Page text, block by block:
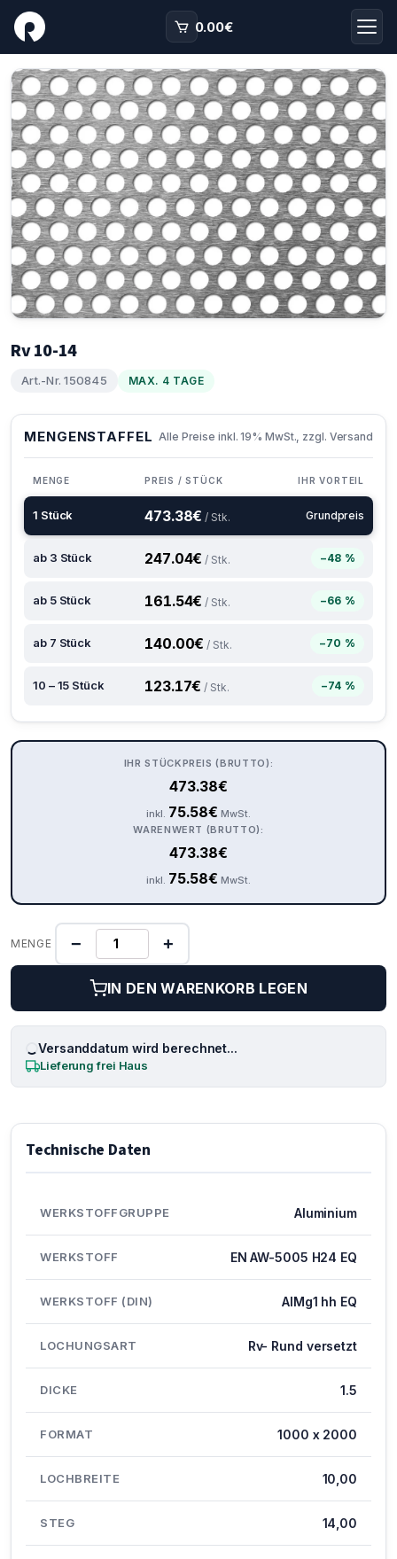
0.00€
Rv 10-14
Art.-Nr. 150845 MAX. 4 TAGE
MENGENSTAFFEL Alle Preise inkl. 19% MwSt., zzgl. Versand
MENGE PREIS / STÜCK IHR VORTEIL
1 Stück 473.38€ / Stk. Grundpreis
ab 3 Stück 247.04€ / Stk. −48 %
ab 5 Stück 161.54€ / Stk. −66 %
ab 7 Stück 140.00€ / Stk. −70 %
10 – 15 Stück 123.17€ / Stk. −74 %
IHR STÜCKPREIS (BRUTTO):
473.38€
inkl. 75.58€ MwSt.
WARENWERT (BRUTTO):
473.38€
inkl. 75.58€ MwSt.
MENGE − +
IN DEN WARENKORB LEGEN
Versanddatum wird berechnet...
Lieferung frei Haus
Technische Daten
WERKSTOFFGRUPPE Aluminium
WERKSTOFF EN AW-5005 H24 EQ
WERKSTOFF (DIN) AlMg1 hh EQ
LOCHUNGSART Rv- Rund versetzt
DICKE 1.5
FORMAT 1000 x 2000
LOCHBREITE 10,00
STEG 14,00